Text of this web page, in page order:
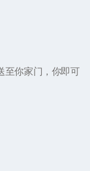
至你家门，你即可